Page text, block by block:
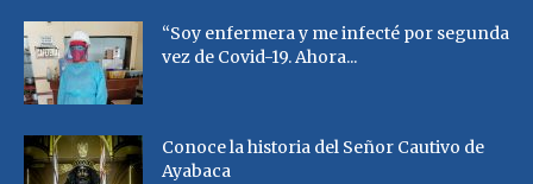
“Soy enfermera y me infecté por segunda
vez de Covid-19. Ahora...
Conoce la historia del Señor Cautivo de
Ayabaca